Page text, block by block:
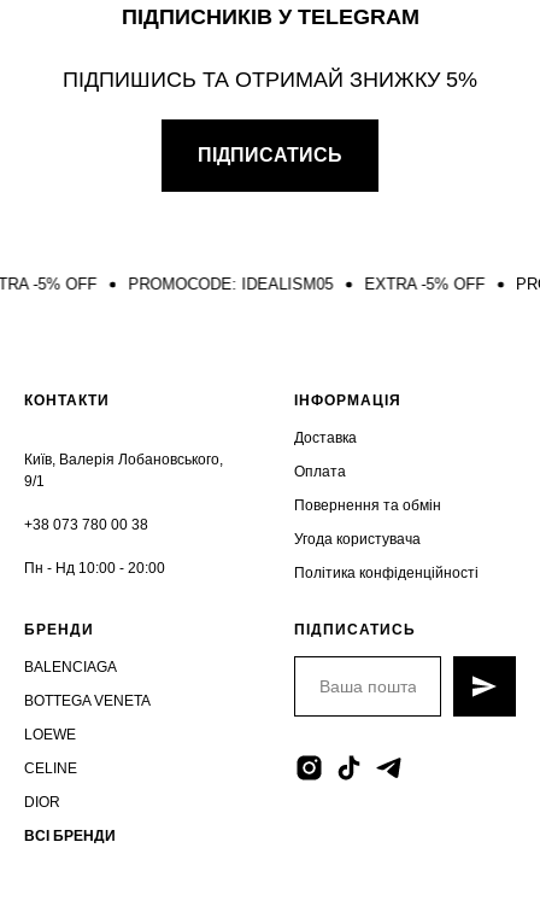
ПІДПИСНИКІВ У TELEGRAM
ПІДПИШИСЬ ТА ОТРИМАЙ ЗНИЖКУ 5%
ПІДПИСАТИСЬ
OFF PROMOCODE: IDEALISM05 EXTRA -5% OFF
КОНТАКТИ
Київ, Валерія Лобановського,
9/1
+38 073 780 00 38
Пн - Нд 10:00 - 20:00
ІНФОРМАЦІЯ
Доставка
Оплата
Повернення та обмін
Угода користувача
Політика конфіденційності
БРЕНДИ
BALENCIAGA
BOTTEGA VENETA
LOEWE
CELINE
DIOR
ВСІ БРЕНДИ
ПІДПИСАТИСЬ